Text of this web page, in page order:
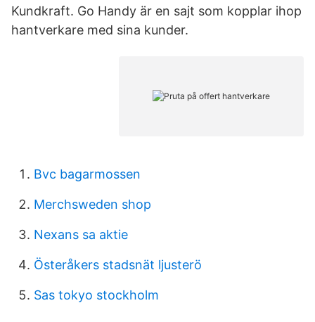
Kundkraft. Go Handy är en sajt som kopplar ihop
hantverkare med sina kunder.
Bvc bagarmossen
Merchsweden shop
Nexans sa aktie
Österåkers stadsnät ljusterö
Sas tokyo stockholm